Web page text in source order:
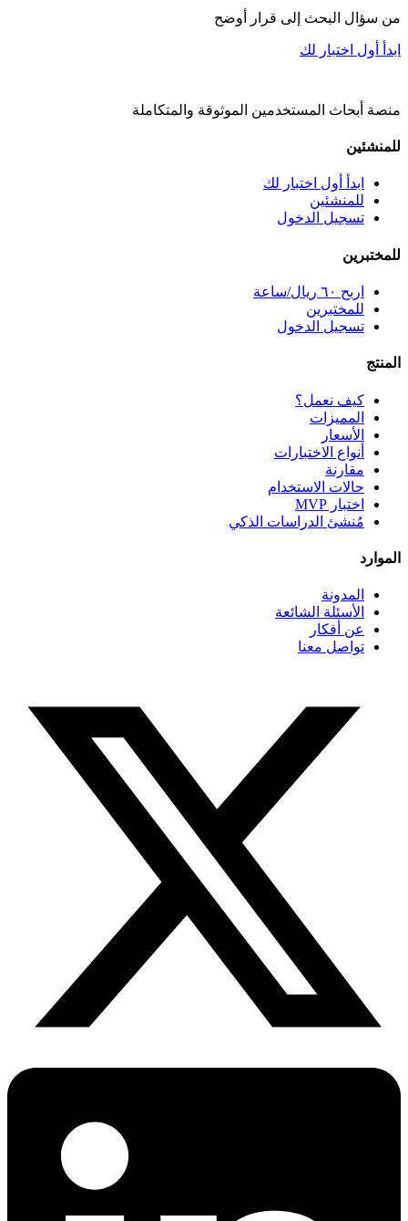
من سؤال البحث إلى قرار أوضح
ابدأ أول اختبار لك
منصة أبحاث المستخدمين الموثوقة والمتكاملة
للمنشئين
ابدأ أول اختبار لك
للمنشئين
تسجيل الدخول
للمختبرين
اربح ٦٠ ريال/ساعة
للمختبرين
تسجيل الدخول
المنتج
كيف نعمل؟
المميزات
الأسعار
أنواع الاختبارات
مقارنة
حالات الاستخدام
اختبار MVP
مُنشئ الدراسات الذكي
الموارد
المدونة
الأسئلة الشائعة
عن أفكار
تواصل معنا